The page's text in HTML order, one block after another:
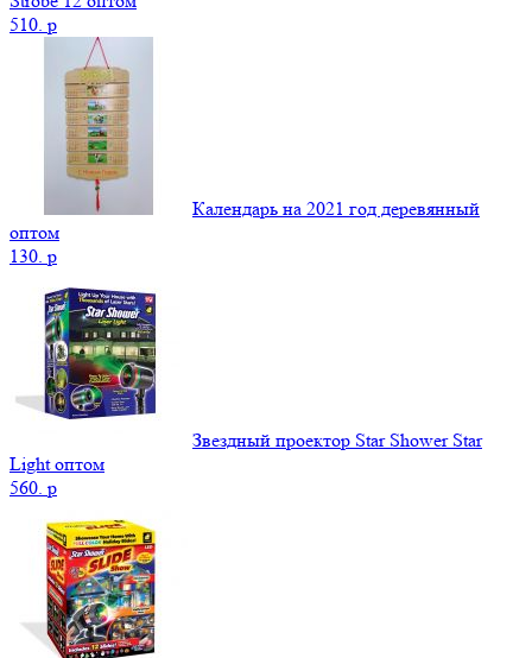
510. p
Календарь на 2021 год деревянный
оптом
130. p
Звездный проектор Star Shower Star
Light оптом
560. p